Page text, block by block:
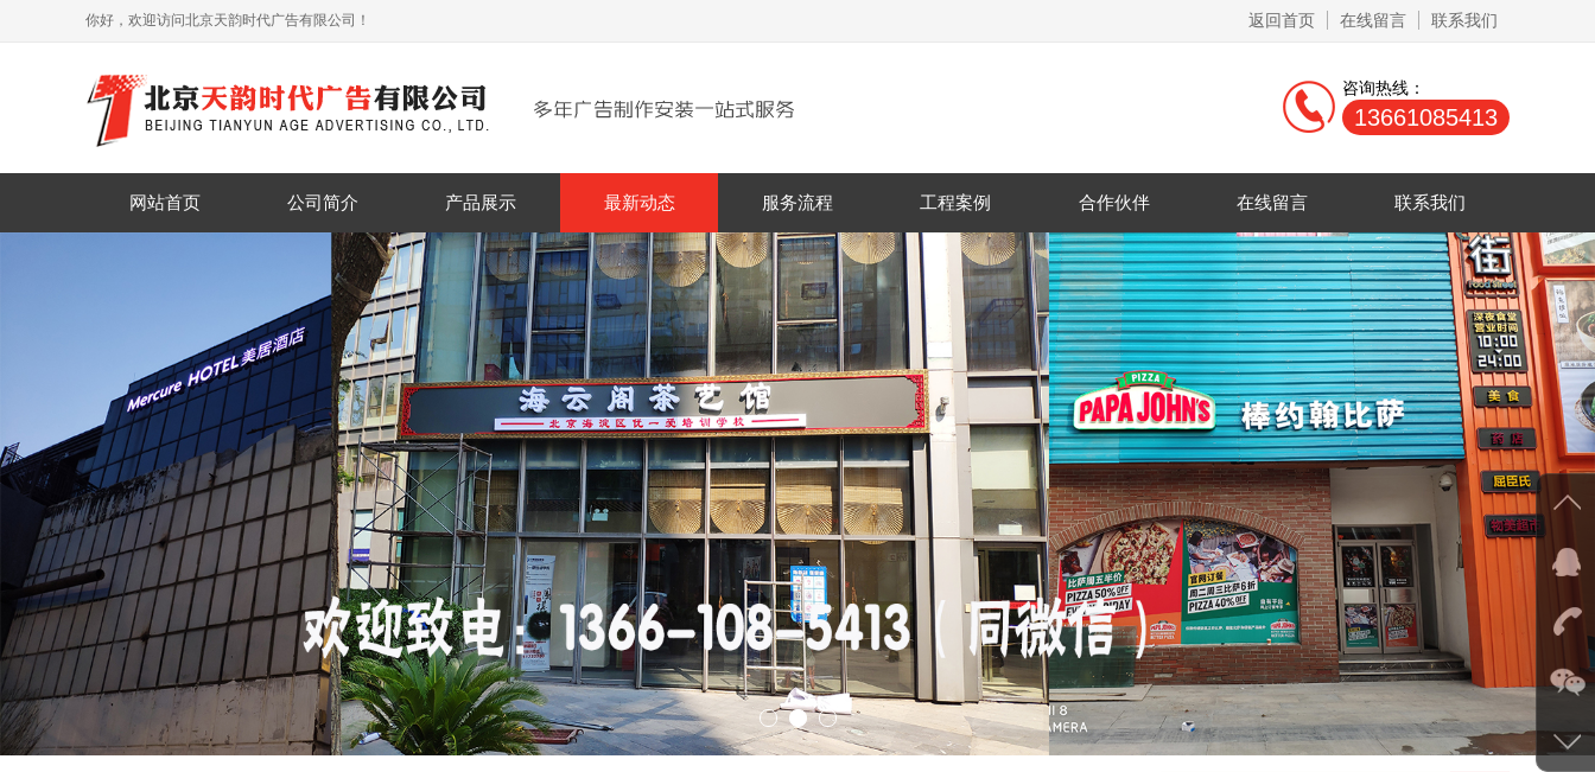
你好，欢迎访问北京天韵时代广告有限公司！ 返回首页 在线留言 联系我们
咨询热线：
13661085413
网站首页 公司简介 产品展示 最新动态 服务流程 工程案例 合作伙伴 在线留言 联系我们